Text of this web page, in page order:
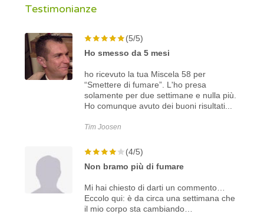
Testimonianze
(5/5)
Ho smesso da 5 mesi
ho ricevuto la tua Miscela 58 per
“Smettere di fumare”. L'ho presa
solamente per due settimane e nulla più.
Ho comunque avuto dei buoni risultati...
Tim Joosen
(4/5)
Non bramo più di fumare
Mi hai chiesto di darti un commento…
Eccolo qui: è da circa una settimana che
il mio corpo sta cambiando…